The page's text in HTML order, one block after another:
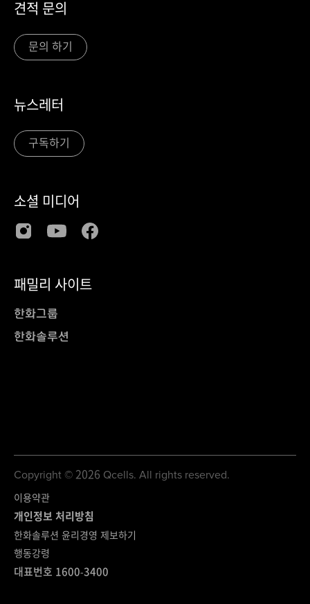
견적 문의
문의 하기
뉴스레터
구독하기
소셜 미디어
패밀리 사이트
한화그룹
한화솔루션
Copyright © 2026 Qcells. All rights reserved.
이용약관
개인정보 처리방침
한화솔루션 윤리경영 제보하기
행동강령
대표번호 1600-3400